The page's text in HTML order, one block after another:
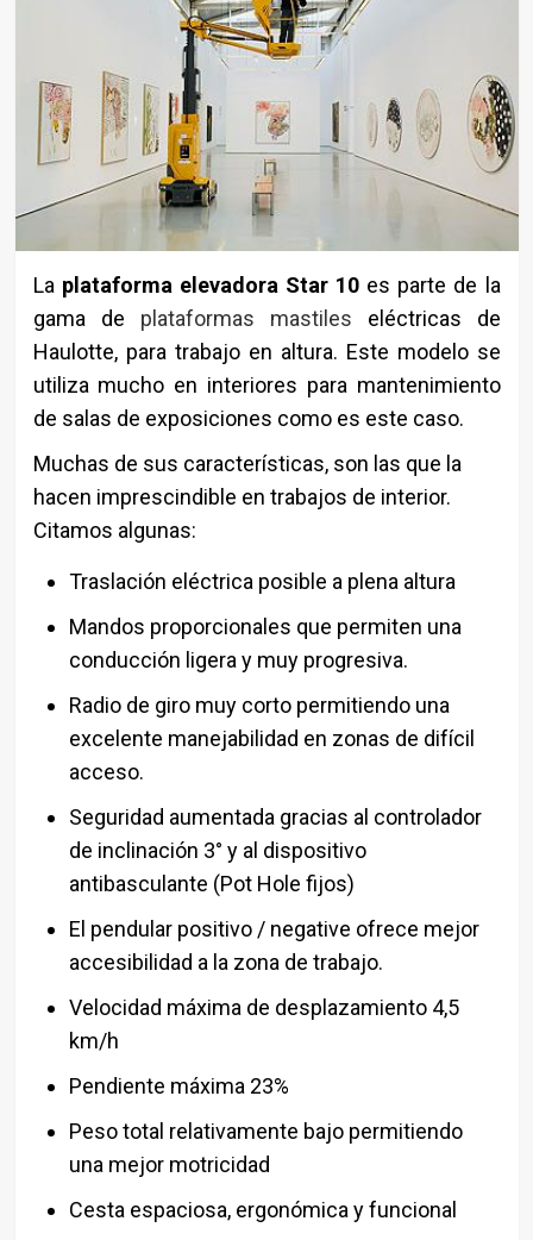
La plataforma elevadora Star 10 es parte de la
gama de plataformas mastiles eléctricas de
Haulotte, para trabajo en altura. Este modelo se
utiliza mucho en interiores para mantenimiento
de salas de exposiciones como es este caso.
Muchas de sus características, son las que la
hacen imprescindible en trabajos de interior.
Citamos algunas:
Traslación eléctrica posible a plena altura
Mandos proporcionales que permiten una
conducción ligera y muy progresiva.
Radio de giro muy corto permitiendo una
excelente manejabilidad en zonas de difícil
acceso.
Seguridad aumentada gracias al controlador
de inclinación 3° y al dispositivo
antibasculante (Pot Hole fijos)
El pendular positivo / negative ofrece mejor
accesibilidad a la zona de trabajo.
Velocidad máxima de desplazamiento 4,5
km/h
Pendiente máxima 23%
Peso total relativamente bajo permitiendo
una mejor motricidad
Cesta espaciosa, ergonómica y funcional